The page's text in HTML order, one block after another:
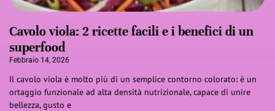
Cavolo viola: 2 ricette facili e i benefici di un
superfood
Febbraio 14, 2026
Il cavolo viola è molto più di un semplice contorno colorato: è un
ortaggio funzionale ad alta densità nutrizionale, capace di unire
bellezza, gusto e